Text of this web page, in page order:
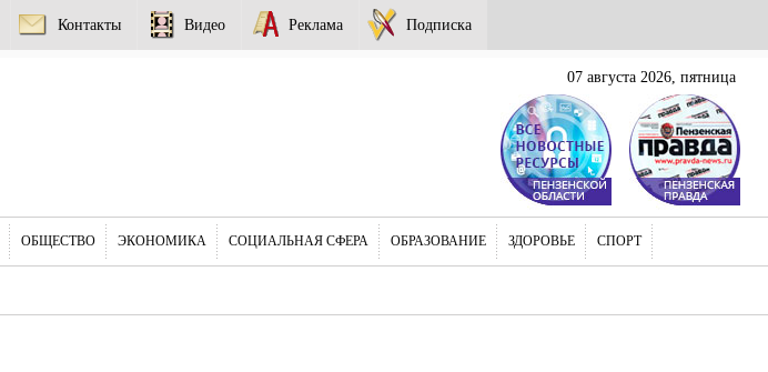
Контакты Видео Реклама Подписка
07 августа 2026, пятница
ОБЩЕСТВО ЭКОНОМИКА СОЦИАЛЬНАЯ СФЕРА ОБРАЗОВАНИЕ ЗДОРОВЬЕ СПОРТ